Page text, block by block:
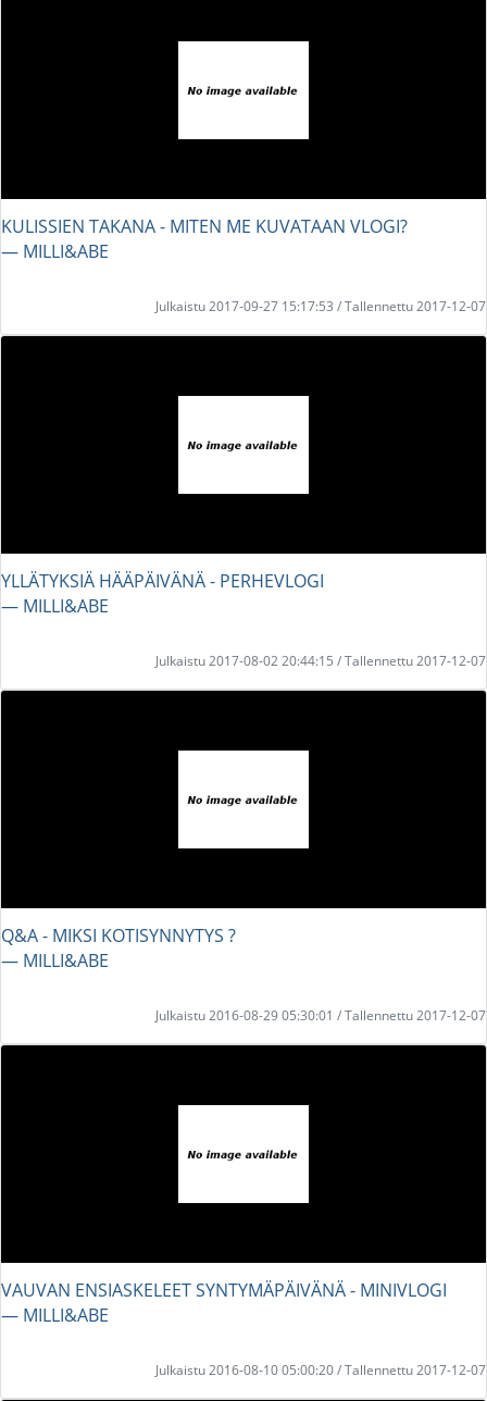
KULISSIEN TAKANA - MITEN ME KUVATAAN VLOGI?
― MILLI&ABE
Julkaistu 2017-09-27 15:17:53 / Tallennettu 2017-12-07
YLLÄTYKSIÄ HÄÄPÄIVÄNÄ - PERHEVLOGI
― MILLI&ABE
Julkaistu 2017-08-02 20:44:15 / Tallennettu 2017-12-07
Q&A - MIKSI KOTISYNNYTYS ?
― MILLI&ABE
Julkaistu 2016-08-29 05:30:01 / Tallennettu 2017-12-07
VAUVAN ENSIASKELEET SYNTYMÄPÄIVÄNÄ - MINIVLOGI
― MILLI&ABE
Julkaistu 2016-08-10 05:00:20 / Tallennettu 2017-12-07